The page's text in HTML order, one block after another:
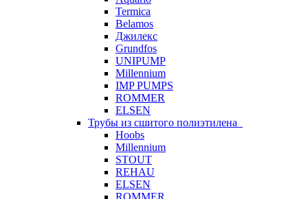
Termica
Belamos
Джилекс
Grundfos
UNIPUMP
Millennium
IMP PUMPS
ROMMER
ELSEN
Трубы из сшитого полиэтилена
Hoobs
Millennium
STOUT
REHAU
ELSEN
ROMMER